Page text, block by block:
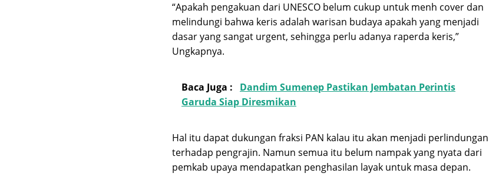
“Apakah pengakuan dari UNESCO belum cukup untuk menh cover dan
melindungi bahwa keris adalah warisan budaya apakah yang menjadi
dasar yang sangat urgent, sehingga perlu adanya raperda keris,”
Ungkapnya.
Baca Juga :
Dandim Sumenep Pastikan Jembatan Perintis
Garuda Siap Diresmikan
Hal itu dapat dukungan fraksi PAN kalau itu akan menjadi perlindungan
terhadap pengrajin. Namun semua itu belum nampak yang nyata dari
pemkab upaya mendapatkan penghasilan layak untuk masa depan.